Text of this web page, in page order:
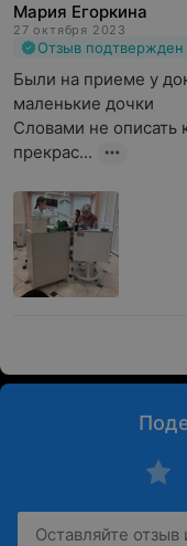
Мария Егоркина
27 октября 2023
Отзыв подтвержден
Были на приеме у
маленькие дочки
Словами не описать
прекрас...